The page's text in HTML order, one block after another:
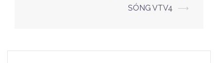
SÓNG VTV4
⟶